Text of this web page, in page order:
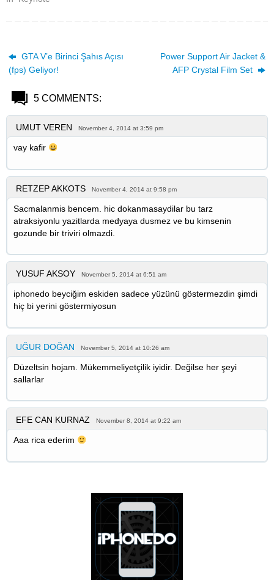
GTA V’e Birinci Şahıs Açısı
(fps) Geliyor!
Power Support Air Jacket &
AFP Crystal Film Set
5 COMMENTS:
UMUT VEREN November 4, 2014 at 3:59 pm
vay kafir
RETZEP AKKOTS November 4, 2014 at 9:58 pm
Sacmalanmis bencem. hic dokanmasaydilar bu tarz
atraksiyonlu yazitlarda medyaya dusmez ve bu kimsenin
gozunde bir triviri olmazdi.
YUSUF AKSOY November 5, 2014 at 6:51 am
iphonedo beyciğim eskiden sadece yüzünü göstermezdin şimdi
hiç bi yerini göstermiyosun
UĞUR DOĞAN November 5, 2014 at 10:26 am
Düzeltsin hojam. Mükemmeliyetçilik iyidir. Değilse her şeyi
sallarlar
EFE CAN KURNAZ November 8, 2014 at 9:22 am
Aaa rica ederim